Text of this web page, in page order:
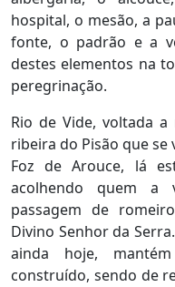
hospital, o mesão, a
fonte, o padrão e a
destes elementos na
peregrinação.
Rio de Vide, voltada
ribeira do Pisão que se
Foz de Arouce, lá
acolhendo quem a
passagem de
Divino Senhor da
ainda hoje,
construído, sendo de